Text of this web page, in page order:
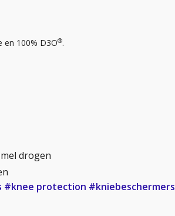
en 100% D3O®.
drogen
#knee protection #kniebeschermers